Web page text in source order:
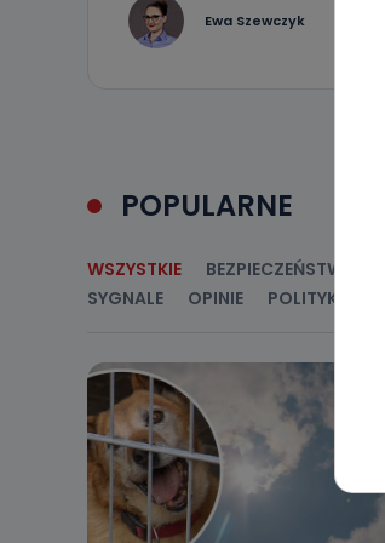
Ewa Szewczyk
POPULARNE
WSZYSTKIE BEZPIECZEŃSTWO
SYGNALE
OPINIE POLITYKA